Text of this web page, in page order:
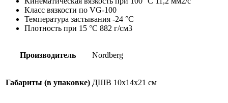
Класс вязкости по VG-100
Температура застывания -24 °C
Плотность при 15 °C 882 г/см3
Производитель Nordberg
Габариты (в упаковке) ДШВ 10x14x21 см